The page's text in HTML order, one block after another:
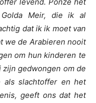
Meir, die ikal
dat ikik moet van
we de Arabieren nooit
om hun kinderen te
gedwongen om de
als slachtoffer en het
geeft ons dat het